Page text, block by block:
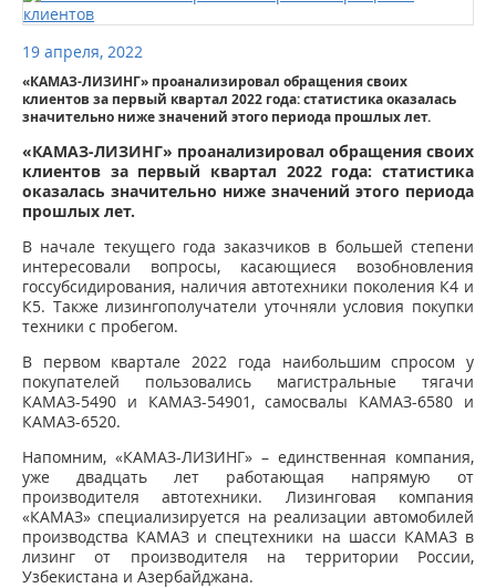
РЕМОНТ ДВИГАТЕЛЕЙ КАМАЗ
ФИНАНСОВЫЙ СЕРВИС
ФОТОГАЛЕРЕЯ
КОНТАКТНАЯ ИНФОРМАЦИЯ
19 апреля, 2022
«КАМАЗ-ЛИЗИНГ» проанализировал обращения своих
клиентов за первый квартал 2022 года: статистика оказалась
значительно ниже значений этого периода прошлых лет.
«КАМАЗ-ЛИЗИНГ» проанализировал обращения своих
клиентов за первый квартал 2022 года: статистика
оказалась значительно ниже значений этого периода
прошлых лет.
В начале текущего года заказчиков в большей степени
интересовали вопросы, касающиеся возобновления
госсубсидирования, наличия автотехники поколения К4 и
К5. Также лизингополучатели уточняли условия покупки
техники с пробегом.
В первом квартале 2022 года наибольшим спросом у
покупателей пользовались магистральные тягачи
КАМАЗ-5490 и КАМАЗ-54901, самосвалы КАМАЗ-6580 и
КАМАЗ-6520.
Напомним, «КАМАЗ-ЛИЗИНГ» – единственная компания,
уже двадцать лет работающая напрямую от
производителя автотехники. Лизинговая компания
«КАМАЗ» специализируется на реализации автомобилей
производства КАМАЗ и спецтехники на шасси КАМАЗ в
лизинг от производителя на территории России,
Узбекистана и Азербайджана.